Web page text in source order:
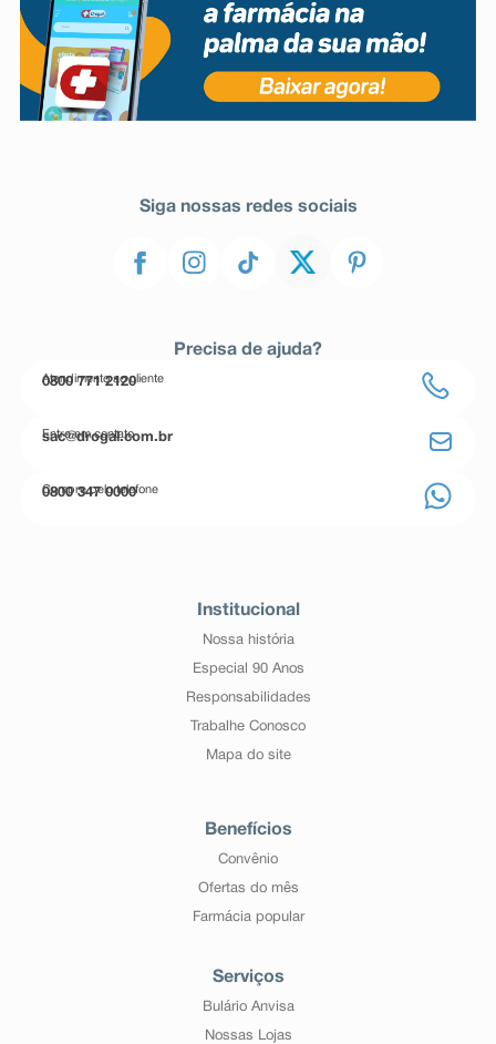
Siga nossas redes sociais
Precisa de ajuda?
Atendimento ao cliente
0800 771 2120
Entre em contato
sac@drogal.com.br
Compre pelo telefone
0800 347 0000
Institucional
Nossa história
Especial 90 Anos
Responsabilidades
Trabalhe Conosco
Mapa do site
Benefícios
Convênio
Ofertas do mês
Farmácia popular
Serviços
Bulário Anvisa
Nossas Lojas